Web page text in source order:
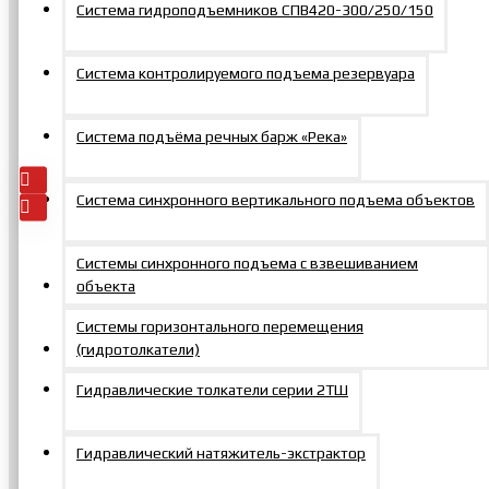
Система гидроподъемников СПВ420-300/250/150
Система контролируемого подъема резервуара
Система подъёма речных барж «Река»
Система синхронного вертикального подъема объектов
Системы синхронного подъема с взвешиванием
объекта
Системы горизонтального перемещения
(гидротолкатели)
Гидравлические толкатели серии 2ТШ
Гидравлический натяжитель-экстрактор
гидравлический
домкрат DPAT100P
ДобавитьВ
В
Контакты